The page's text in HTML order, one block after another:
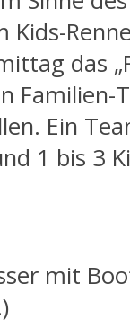
Kids-
das
Familien-
Ein
1 bis 3
mit